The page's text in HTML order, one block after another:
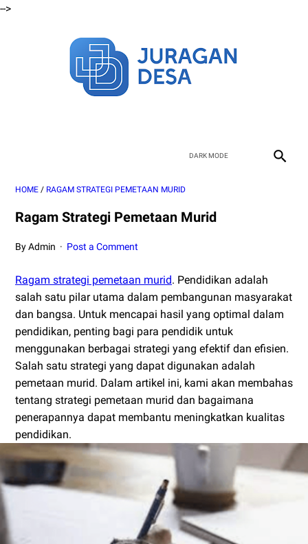
-->
HOME / RAGAM STRATEGI PEMETAAN MURID
Ragam Strategi Pemetaan Murid
By Admin Post a Comment
Ragam strategi pemetaan murid. Pendidikan adalah
salah satu pilar utama dalam pembangunan masyarakat
dan bangsa. Untuk mencapai hasil yang optimal dalam
pendidikan, penting bagi para pendidik untuk
menggunakan berbagai strategi yang efektif dan efisien.
Salah satu strategi yang dapat digunakan adalah
pemetaan murid. Dalam artikel ini, kami akan membahas
tentang strategi pemetaan murid dan bagaimana
penerapannya dapat membantu meningkatkan kualitas
pendidikan.